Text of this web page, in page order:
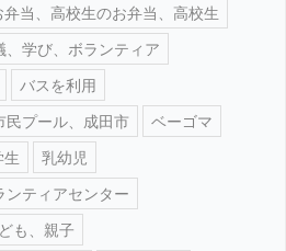
弁当、高校生のお弁当、高校生
学び、ボランティア
バスを利用
民プール、成田市
ベーゴマ
生
乳幼児
ティアセンター
も、親子